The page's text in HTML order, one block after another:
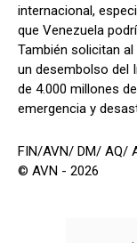
internacional,
que Venezuela
También solicitan
un desembolso del
de 4.000 millones
emergencia y
FIN/AVN/ DM/ AQ/
© AVN - 2026